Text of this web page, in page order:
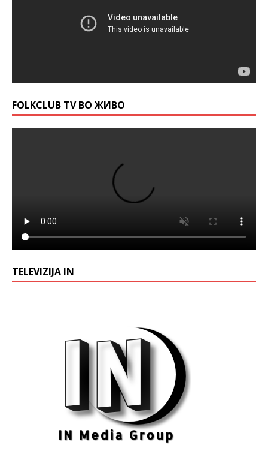
FOLKCLUB TV ВО ЖИВО
TELEVIZIJA IN